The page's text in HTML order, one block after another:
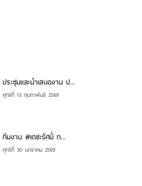
ประชุมและนำเสนองาน ป...
ศุกร์ที่ 13 กุมภาพันธ์ 2569
ทีมงาน #เตชะรัศมิ์ ท...
ศุกร์ที่ 30 มกราคม 2569